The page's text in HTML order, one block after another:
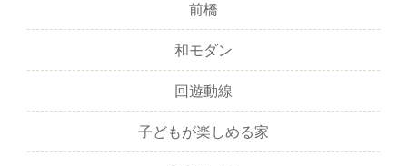
前橋
和モダン
回遊動線
子どもが楽しめる家